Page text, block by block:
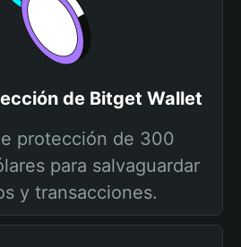
de Bitget Wallet
protección de 300
para salvaguardar
y transacciones.